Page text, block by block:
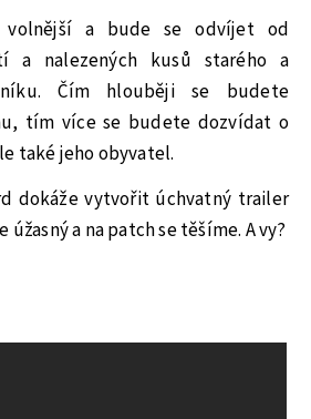
volnější a bude se odvíjet od
a nalezených kusů starého a
Čím hlouběji se budete
tím více se budete dozvídat o
také jeho obyvatel.
dokáže vytvořit úchvatný trailer
úžasný a na patch se těšíme. A vy?